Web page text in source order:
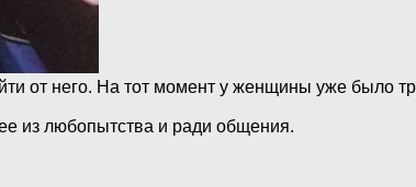
от него. На тот момент у женщины уже было
из любопытства и ради общения.